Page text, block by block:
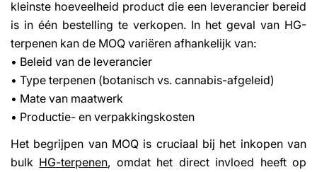
kleinste hoeveelheid product die een leverancier bereid
is in één bestelling te verkopen. In het geval van HG-
terpenen kan de MOQ variëren afhankelijk van:
• Beleid van de leverancier
• Type terpenen (botanisch vs. cannabis-afgeleid)
• Mate van maatwerk
• Productie- en verpakkingskosten
Het begrijpen van MOQ is cruciaal bij het inkopen van
bulk HG-terpenen, omdat het direct invloed heeft op